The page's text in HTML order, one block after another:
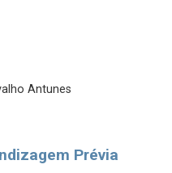
Antunes
Prévia